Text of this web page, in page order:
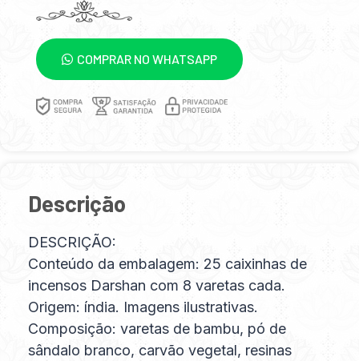
COMPRAR NO WHATSAPP
Descrição
DESCRIÇÃO:
Conteúdo da embalagem: 25 caixinhas de
incensos Darshan com 8 varetas cada.
Origem: índia. Imagens ilustrativas.
Composição: varetas de bambu, pó de
sândalo branco, carvão vegetal, resinas